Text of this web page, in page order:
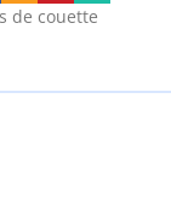
de couette